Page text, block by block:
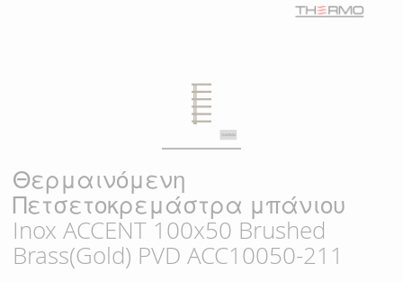
Θερμαινόμενη
Πετσετοκρεμάστρα μπάνιου
Inox ACCENT 100x50 Brushed
Brass(Gold) PVD ACC10050-211